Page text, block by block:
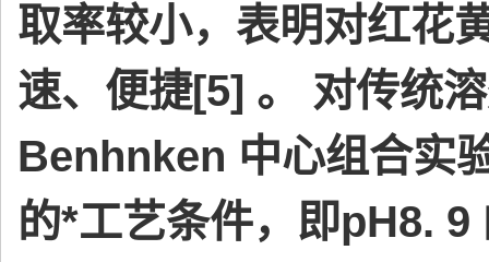
取率较小，表明对红花
速、便捷[5] 。 对传统
Benhnken 中心组合实
的*工艺条件，即pH8.